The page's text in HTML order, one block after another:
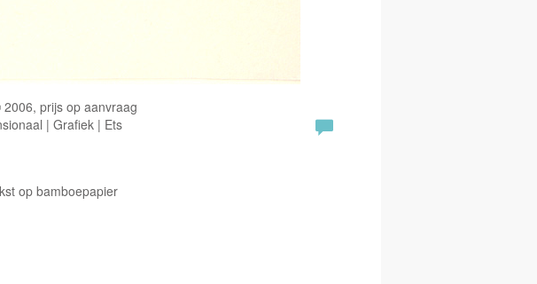
prijs op aanvraag
| Grafiek | Ets
op bamboepapier